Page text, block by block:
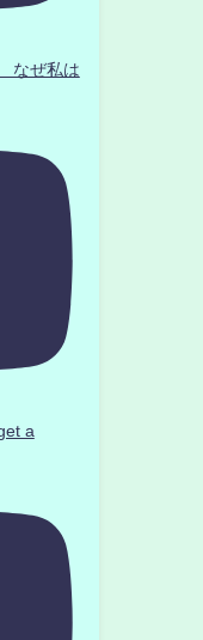
なぜ私は
a